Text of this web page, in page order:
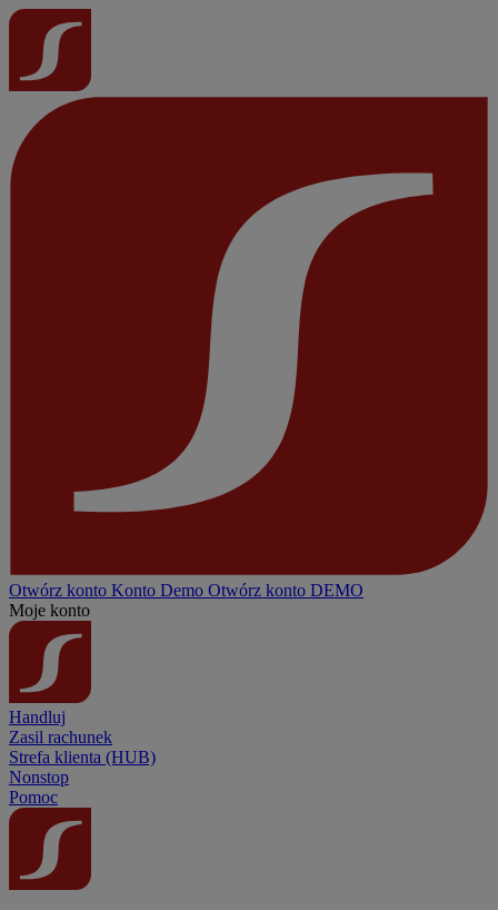
Otwórz konto Konto Demo Otwórz konto DEMO
Moje konto
Handluj
Zasil rachunek
Strefa klienta (HUB)
Nonstop
Pomoc